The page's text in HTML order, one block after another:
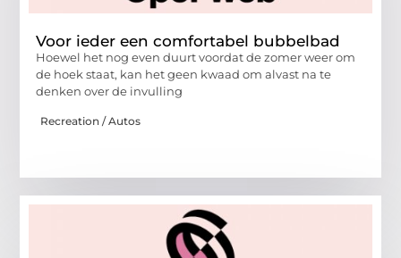
Voor ieder een comfortabel bubbelbad
Hoewel het nog even duurt voordat de zomer weer om
de hoek staat, kan het geen kwaad om alvast na te
denken over de invulling
Recreation / Autos